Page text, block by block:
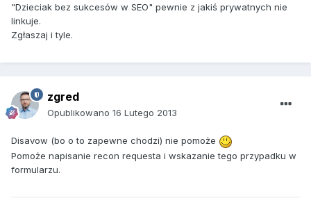
"Dzieciak bez sukcesów w SEO" pewnie z jakiś prywatnych nie
linkuje.
Zgłaszaj i tyle.
zgred
Opublikowano 16 Lutego 2013
Disavow (bo o to zapewne chodzi) nie pomoże
Pomoże napisanie recon requesta i wskazanie tego przypadku w
formularzu.